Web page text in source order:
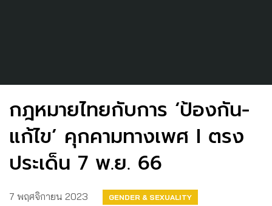
กฎหมายไทยกับการ ‘ป้องกัน-
แก้ไข’ คุกคามทางเพศ I ตรง
ประเด็น 7 พ.ย. 66
7 พฤศจิกายน 2023 GENDER & SEXUALITY